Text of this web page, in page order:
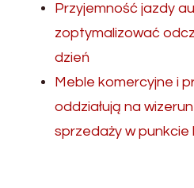
Przyjemność jazdy
zoptymalizować
dzień
Meble komercyjne i
oddziałują na
sprzedaży w punkcie